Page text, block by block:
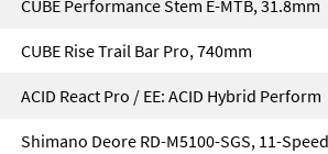
CUBE Performance Stem E-MTB, 31.8mm
CUBE Rise Trail Bar Pro, 740mm
ACID React Pro / EE: ACID Hybrid Perform
Shimano Deore RD-M5100-SGS, 11-Speed